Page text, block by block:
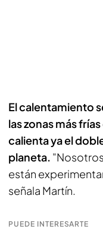
El calentamiento
las zonas más
calienta ya el
planeta.
están
señala Martín.
PUEDE INTERESARTE